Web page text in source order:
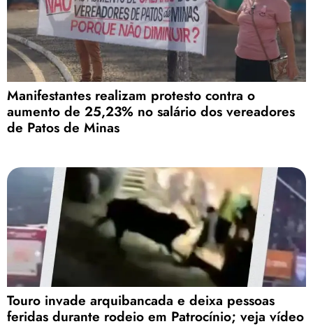
Manifestantes realizam protesto contra o
aumento de 25,23% no salário dos vereadores
de Patos de Minas
Touro invade arquibancada e deixa pessoas
feridas durante rodeio em Patrocínio; veja vídeo